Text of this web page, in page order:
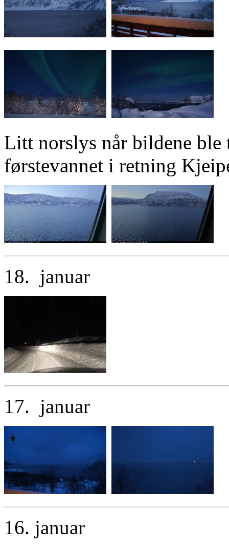
Litt norslys når bildene ble
førstevannet i retning
18. januar
17. januar
16. januar